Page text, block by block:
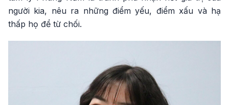
người kia, nêu ra những điểm yếu, điểm xấu và hạ
thấp họ để từ chối.